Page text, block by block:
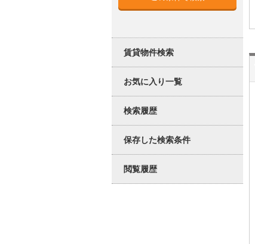
賃貸物件検索
お気に入り一覧
検索履歴
保存した検索条件
閲覧履歴